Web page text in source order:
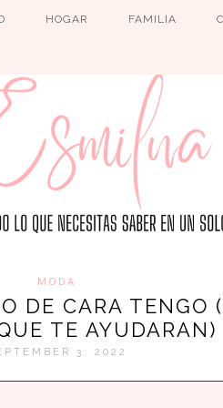
HOGAR FAMILIA
MODA
DE CARA TENGO
TE AYUDARAN)
3, 2022